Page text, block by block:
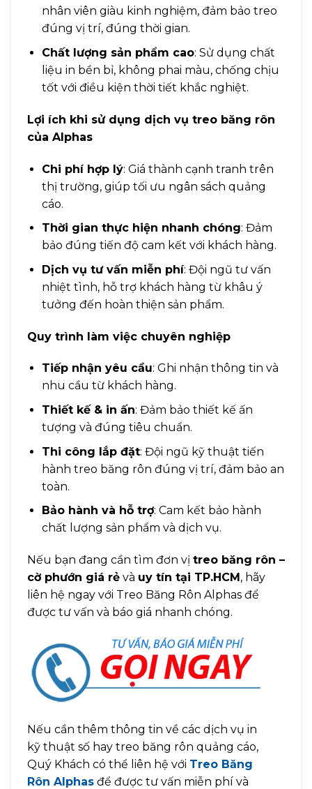
nhân viên giàu kinh nghiệm, đảm bảo treo
đúng vị trí, đúng thời gian.
Chất lượng sản phẩm cao: Sử dụng chất
liệu in bền bỉ, không phai màu, chống chịu
tốt với điều kiện thời tiết khắc nghiệt.
Lợi ích khi sử dụng dịch vụ treo băng rôn
của Alphas
Chi phí hợp lý: Giá thành cạnh tranh trên
thị trường, giúp tối ưu ngân sách quảng
cáo.
Thời gian thực hiện nhanh chóng: Đảm
bảo đúng tiến độ cam kết với khách hàng.
Dịch vụ tư vấn miễn phí: Đội ngũ tư vấn
nhiệt tình, hỗ trợ khách hàng từ khâu ý
tưởng đến hoàn thiện sản phẩm.
Quy trình làm việc chuyên nghiệp
Tiếp nhận yêu cầu: Ghi nhận thông tin và
nhu cầu từ khách hàng.
Thiết kế & in ấn: Đảm bảo thiết kế ấn
tượng và đúng tiêu chuẩn.
Thi công lắp đặt: Đội ngũ kỹ thuật tiến
hành treo băng rôn đúng vị trí, đảm bảo an
toàn.
Bảo hành và hỗ trợ: Cam kết bảo hành
chất lượng sản phẩm và dịch vụ.
Nếu bạn đang cần tìm đơn vị treo băng rôn –
cờ phướn giá rẻ và uy tín tại TP.HCM, hãy
liên hệ ngay với Treo Băng Rôn Alphas để
được tư vấn và báo giá nhanh chóng.
Nếu cần thêm thông tin về các dịch vụ in
kỹ thuật số hay treo băng rôn quảng cáo,
Quý Khách có thể liên hệ với Treo Băng
Rôn Alphas để được tư vấn miễn phí và